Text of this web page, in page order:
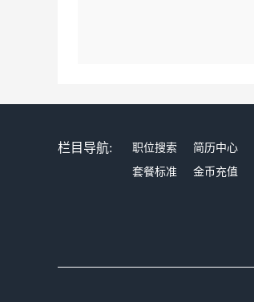
栏目导航: 职位搜索 简历中心
套餐标准
金币充值